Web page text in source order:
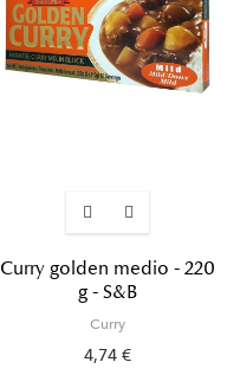
Curry golden medio - 220
g - S&B
Curry
4,74 €